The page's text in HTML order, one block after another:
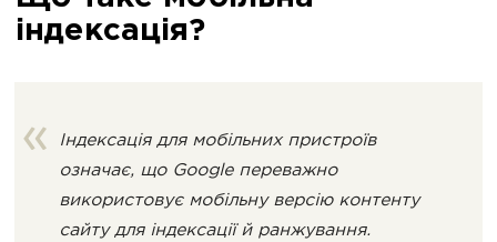
індексація?
Індексація для мобільних пристроїв
означає, що Google переважно
використовує мобільну версію контенту
сайту для індексації й ранжування.